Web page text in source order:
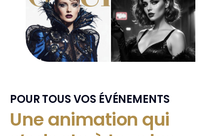
POUR TOUS VOS ÉVÉNEMENTS
Une animation qui